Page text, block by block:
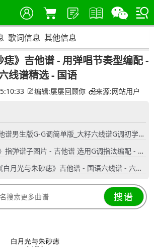
歌词信息 其他信息
痣》吉他谱 - 用弹唱节奏型编配 -
线谱精选 - 国语
编辑:屡屡回顾你 来源:网站用户
G-G调简单版_大籽六线谱G调初学者简易弹唱版_女生版B-C调
图片 - 吉他谱 选用G调指法编配 - 初级谱子 - 六线谱(独奏/指弹谱)
朱砂痣》吉他谱 - 国语六线谱 - 六线谱(弹唱谱) - 原调G调
搜谱